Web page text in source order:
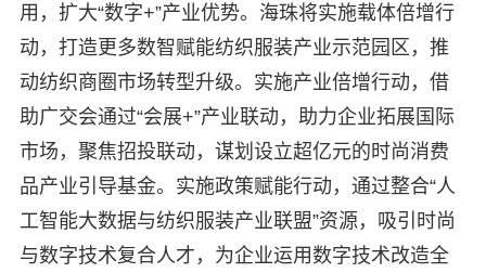
用，扩大“数字+”产业优势。海珠将实施载体倍增行
动，打造更多数智赋能纺织服装产业示范园区，推
动纺织商圈市场转型升级。实施产业倍增行动，借
助广交会通过“会展+”产业联动，助力企业拓展国际
市场，聚焦招投联动，谋划设立超亿元的时尚消费
品产业引导基金。实施政策赋能行动，通过整合“人
工智能大数据与纺织服装产业联盟”资源，吸引时尚
与数字技术复合人才，为企业运用数字技术改造全